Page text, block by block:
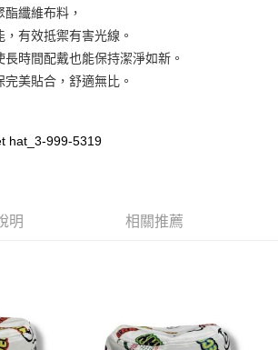
纖維布料，
有效抵禦有害光線。
長時間配戴也能保持潔淨如新。
美貼合，舒適無比。
hat_3-999-5319
明 相關推薦